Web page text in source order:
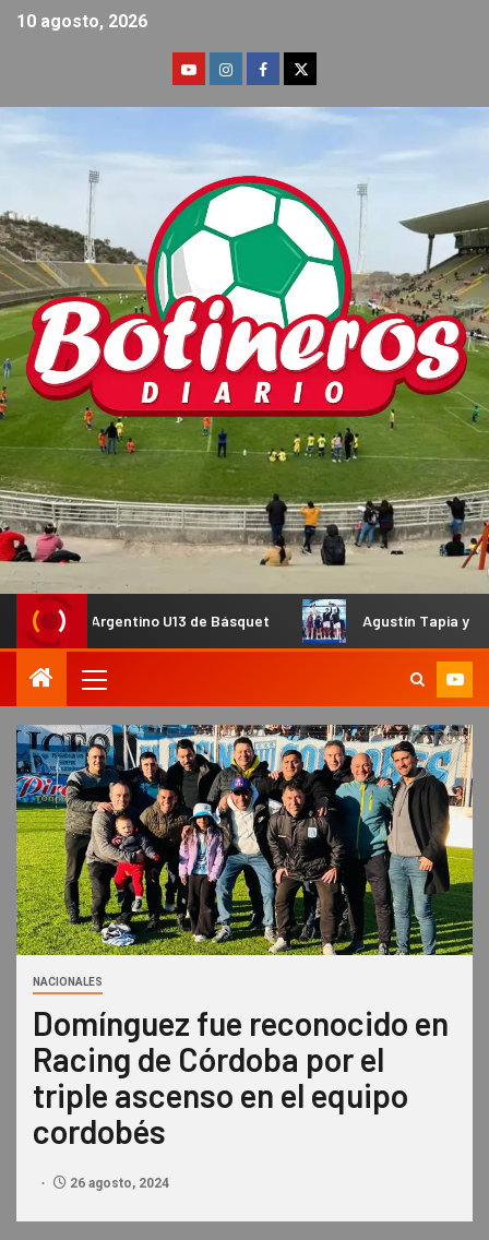
10 agosto, 2026
U13 de Básquet Agustín Tapia y Arturo Coello
NACIONALES
Domínguez fue reconocido en
Racing de Córdoba por el
triple ascenso en el equipo
cordobés
26 agosto, 2024